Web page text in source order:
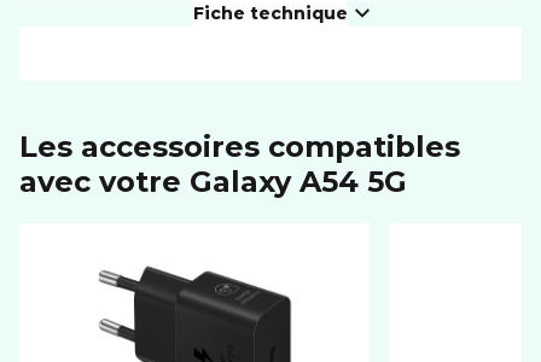
Fiche technique
Dimensions (LxIxH)
158.2 x 76.7 x 8.2 mm
Poids
Résolution
Taille diagonale
Les accessoires compatibles
avec votre Galaxy A54 5G